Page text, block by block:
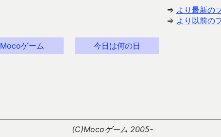
⇒ より最新の
⇒ より以前の
Mocoゲーム 今日は何の日
(C)Mocoゲーム 2005-